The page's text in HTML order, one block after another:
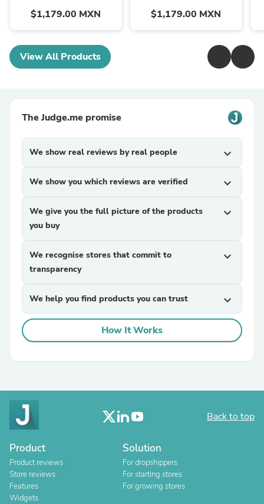
$1,179.00 MXN $1,179.00 MXN
View All Products
The Judge.me promise
We show real reviews by real people expand_more
We show you which reviews are verified expand_more
We give you the full picture of the products
you buy
expand_more
We recognise stores that commit to
transparency
expand_more
We help you find products you can trust expand_more
How It Works
Back to top
Product
Product reviews
Store reviews
Features
Widgets
Solution
For dropshippers
For starting stores
For growing stores